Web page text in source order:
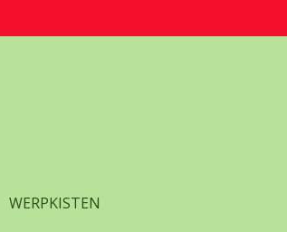
WERPKISTEN